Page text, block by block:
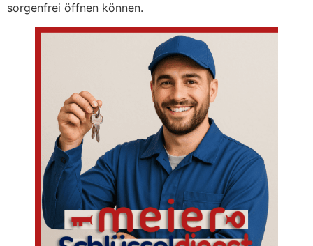
sorgenfrei öffnen können.